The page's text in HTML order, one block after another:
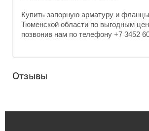
Купить запорную арматуру и
Тюменской области по выгодным
позвонив нам по телефону +7 3452
Отзывы